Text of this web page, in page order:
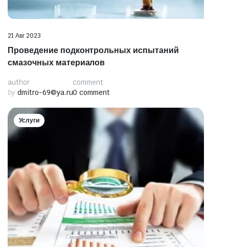
21 Авг 2023
Проведение подконтрольных испытаний
смазочных материалов
author
by dmitro-69@ya.ru
comment
0 comment
Услуги